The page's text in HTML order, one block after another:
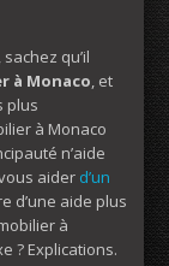
qu’il
à Monaco, et
plus
à Monaco
n’aide
aider d’un
d’une aide plus
à
? Explications.